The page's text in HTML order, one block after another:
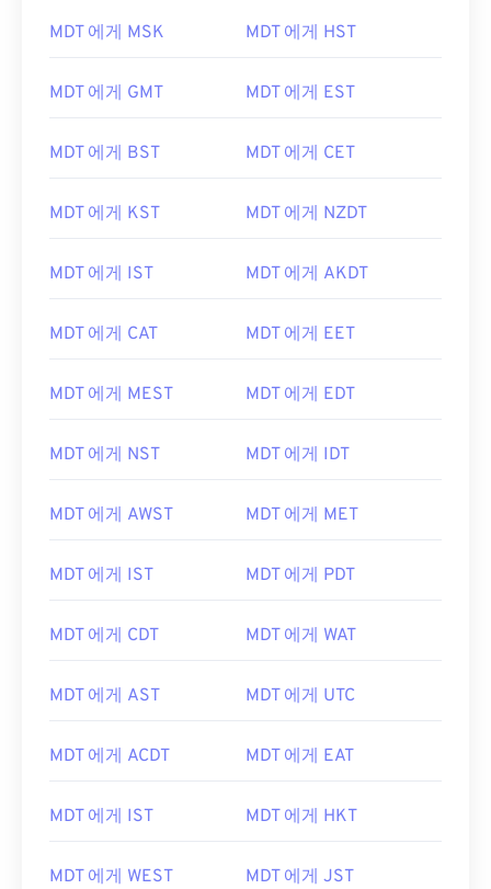
MDT 에게 MSK MDT 에게 HST
MDT 에게 GMT MDT 에게 EST
MDT 에게 BST MDT 에게 CET
MDT 에게 KST MDT 에게 NZDT
MDT 에게 IST MDT 에게 AKDT
MDT 에게 CAT MDT 에게 EET
MDT 에게 MEST MDT 에게 EDT
MDT 에게 NST MDT 에게 IDT
MDT 에게 AWST MDT 에게 MET
MDT 에게 IST MDT 에게 PDT
MDT 에게 CDT MDT 에게 WAT
MDT 에게 AST MDT 에게 UTC
MDT 에게 ACDT MDT 에게 EAT
MDT 에게 IST MDT 에게 HKT
MDT 에게 WEST MDT 에게 JST